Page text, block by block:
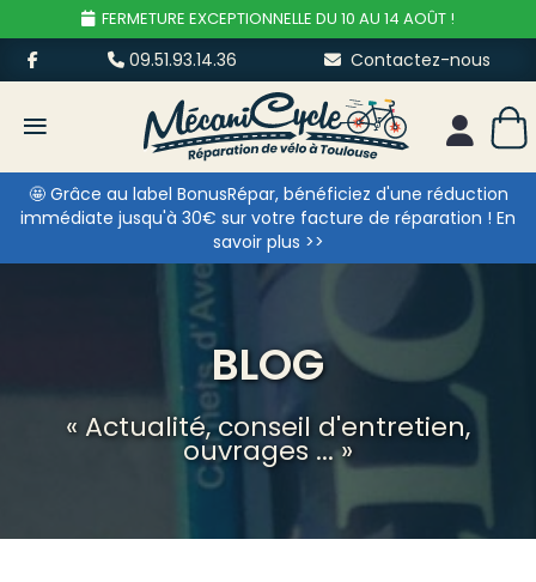
FERMETURE EXCEPTIONNELLE DU 10 AU 14 AOÛT !
09.51.93.14.36 Contactez-nous
≡ Mon
🤩 Grâce au label BonusRépar, bénéficiez d'une réduction
immédiate jusqu'à 30€ sur votre facture de réparation ! En
savoir plus >>
BLOG
« Actualité, conseil d'entretien,
ouvrages ... »